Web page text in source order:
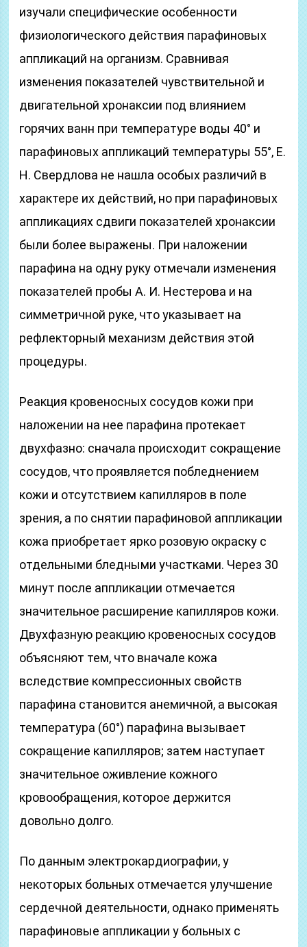
изучали специфические особенности
физиологического действия парафиновых
аппликаций на организм. Сравнивая
изменения показателей чувствительной и
двигательной хронаксии под влиянием
горячих ванн при температуре воды 40° и
парафиновых аппликаций температуры 55°, Е.
Н. Свердлова не нашла особых различий в
характере их действий, но при парафиновых
аппликациях сдвиги показателей хронаксии
были более выражены. При наложении
парафина на одну руку отмечали изменения
показателей пробы А. И. Нестерова и на
симметричной руке, что указывает на
рефлекторный механизм действия этой
процедуры.
Реакция кровеносных сосудов кожи при
наложении на нее парафина протекает
двухфазно: сначала происходит сокращение
сосудов, что проявляется побледнением
кожи и отсутствием капилляров в поле
зрения, а по снятии парафиновой аппликации
кожа приобретает ярко розовую окраску с
отдельными бледными участками. Через 30
минут после аппликации отмечается
значительное расширение капилляров кожи.
Двухфазную реакцию кровеносных сосудов
объясняют тем, что вначале кожа
вследствие компрессионных свойств
парафина становится анемичной, а высокая
температура (60°) парафина вызывает
сокращение капилляров; затем наступает
значительное оживление кожного
кровообращения, которое держится
довольно долго.
По данным электрокардиографии, у
некоторых больных отмечается улучшение
сердечной деятельности, однако применять
парафиновые аппликации у больных с